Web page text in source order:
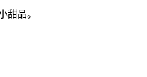
甜品。